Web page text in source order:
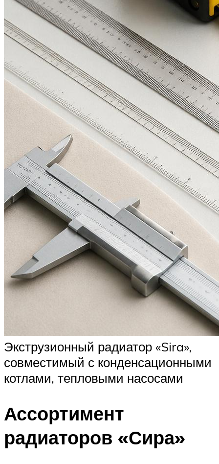
Экструзионный радиатор «Sira»,
совместимый с конденсационными
котлами, тепловыми насосами
Ассортимент
радиаторов «Сира»